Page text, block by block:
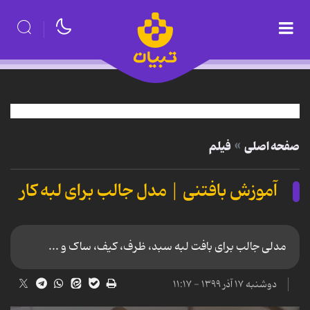
صفحه اصلی فیلم
آموزش بافتنی | مدل جالب برای لبه کار
مدلی جالب برای بافت لبه سبد، ظرف، کیف، ساک و ...
دوشنبه ۱۷ آذر ۱۳۹۹ - ۱۱:۱۷